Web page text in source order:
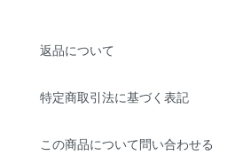
返品について
特定商取引法に基づく表記
この商品について問い合わせる